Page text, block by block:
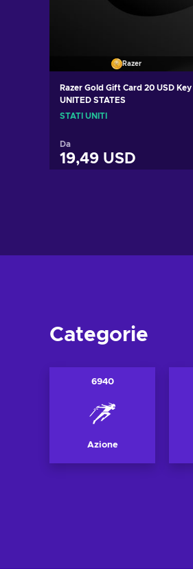
Razer
Razer Gold Gift Card 20 USD Key
UNITED STATES
STATI UNITI
Da
19,49 USD
Categorie
6940
Azione